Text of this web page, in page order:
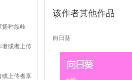
扬种族歧
者或者上传
或上传者享
该作者其他作品
向日葵